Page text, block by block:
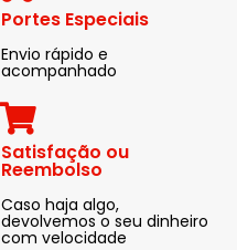
Portes Especiais
Envio rápido e
acompanhado
Satisfação ou
Reembolso
Caso haja algo,
devolvemos o seu dinheiro
com velocidade